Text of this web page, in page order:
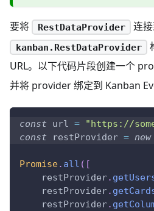
要将 RestDataProvider 连
kanban.RestDataProvider
URL。以下代码片段创建一个
并将 provider 绑定到 Kanban
const url = "https://
const restProvider = new
Promise. all ( [
    restProvider
.
    restProvider
.
    restProvider
.